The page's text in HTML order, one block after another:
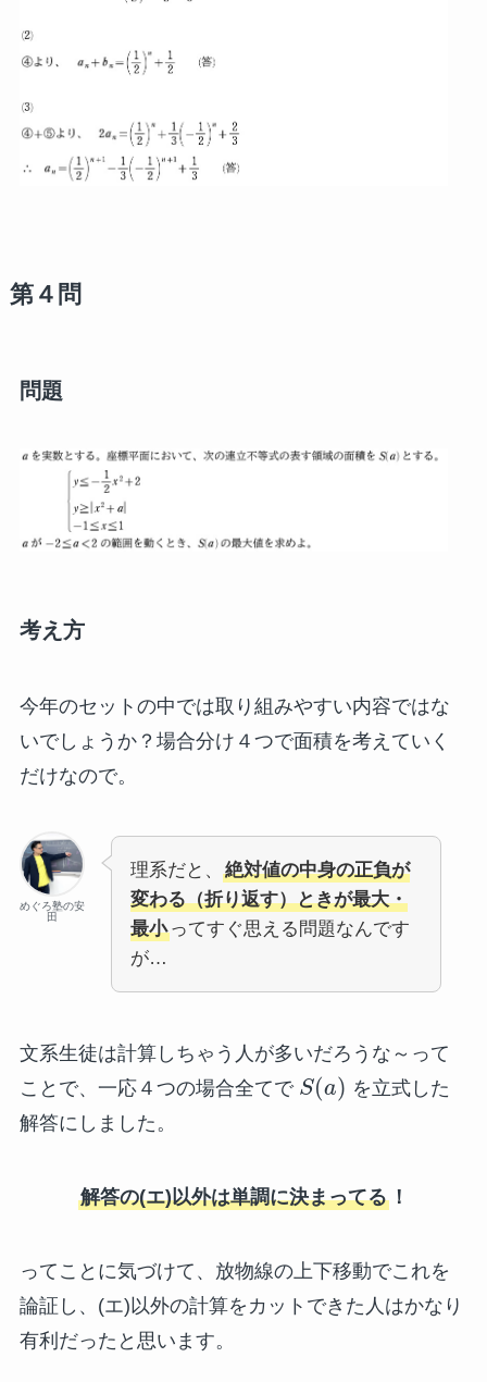
第４問
問題
考え方
今年のセットの中では取り組みやすい内容ではな
いでしょうか？場合分け４つで面積を考えていく
だけなので。
めぐろ塾の安
田
理系だと、
絶対値の中身の正負が
変わる（折り返す）ときが最大・
最小ってすぐ思える問題なんです
が…
文系生徒は計算しちゃう人が多いだろうな～って
ことで、一応４つの場合全てで S(a) を立式した
解答にしました。
解答の(エ)以外は単調に決まってる ！
ってことに気づけて、放物線の上下移動でこれを
論証し、(エ)以外の計算をカットできた人はかなり
有利だったと思います。